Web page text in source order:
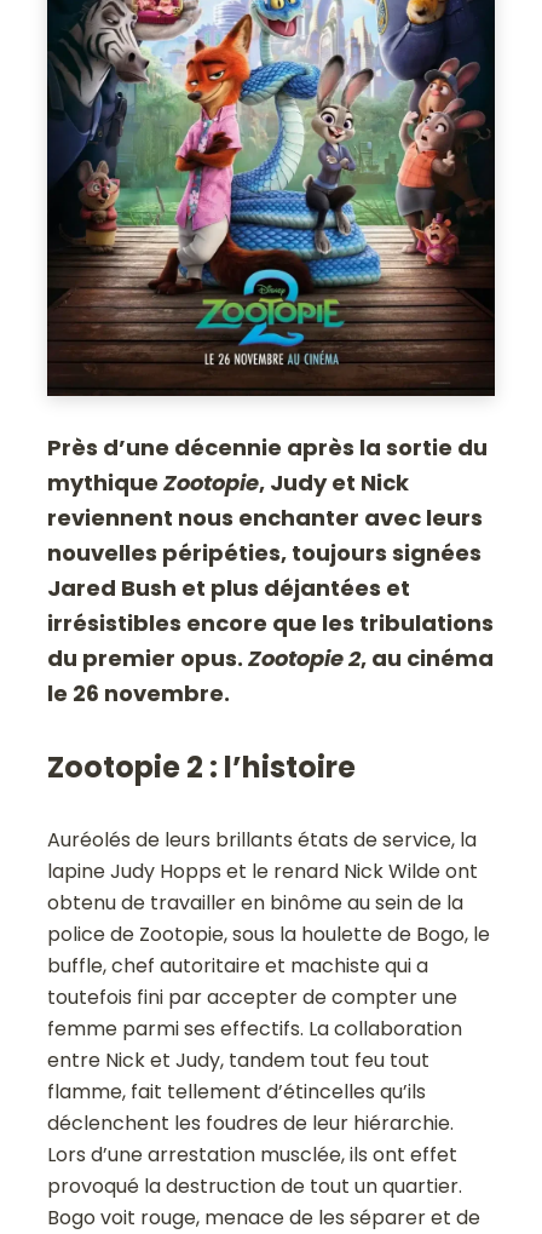
Près d’une décennie après la sortie du
mythique Zootopie, Judy et Nick
reviennent nous enchanter avec leurs
nouvelles péripéties, toujours signées
Jared Bush et plus déjantées et
irrésistibles encore que les tribulations
du premier opus.Zootopie 2, au cinéma
le 26 novembre.
Zootopie 2 : l’histoire
Auréolés de leurs brillants états de service, la
lapine Judy Hopps et le renard Nick Wilde ont
obtenu de travailler en binôme au sein de la
police de Zootopie, sous la houlette de Bogo, le
buffle, chef autoritaire et machiste qui a
toutefois fini par accepter de compter une
femme parmi ses effectifs. La collaboration
entre Nick et Judy, tandem tout feu tout
flamme, fait tellement d’étincelles qu’ils
déclenchent les foudres de leur hiérarchie.
Lors d’une arrestation musclée, ils ont effet
provoqué la destruction de tout un quartier.
Bogo voit rouge, menace de les séparer et de